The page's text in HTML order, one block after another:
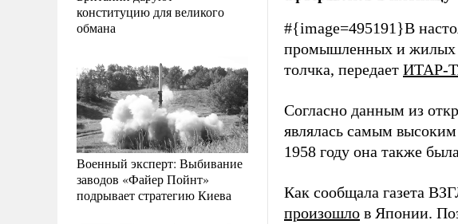
конституцию для великого
обмана
Военный эксперт: Выбивание
заводов «Файер Пойнт»
подрывает стратегию Киева
#{image=495191}В
промышленных и жилых
толчка, передает ИТАР-
Согласно данным из
являлась самым
1958 году она также
Как сообщала газета
произошло в Японии.